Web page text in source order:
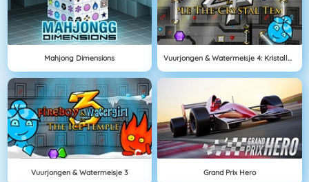
Mahjong Dimensions Vuurjongen & Watermeisje 4: Kristallen Tempel
Vuurjongen & Watermeisje 3 Grand Prix Hero